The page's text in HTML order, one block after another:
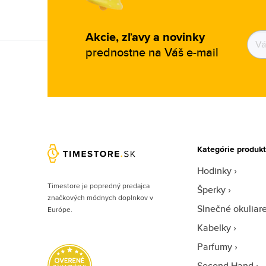
Clarins (3)
Clean (57)
Courreges (12)
Creed (65)
Cristiano Ronaldo (18)
Cuba (102)
David Beckham (51)
Davidoff (65)
Akcie, zľavy a novinky
prednostne na Váš e-mail
Timestore je popredný predajca
značkových módnych doplnkov v
Európe.
Kategórie
Hodinky
Šperky
Slnečné
Kabelky
Parfumy